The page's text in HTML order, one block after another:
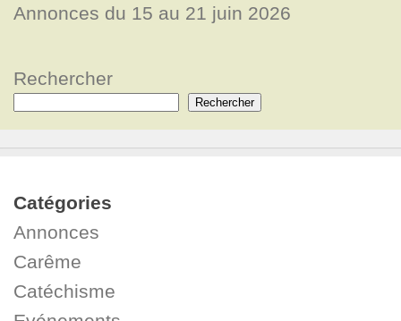
Annonces du 15 au 21 juin 2026
Rechercher
Rechercher
Catégories
Annonces
Carême
Catéchisme